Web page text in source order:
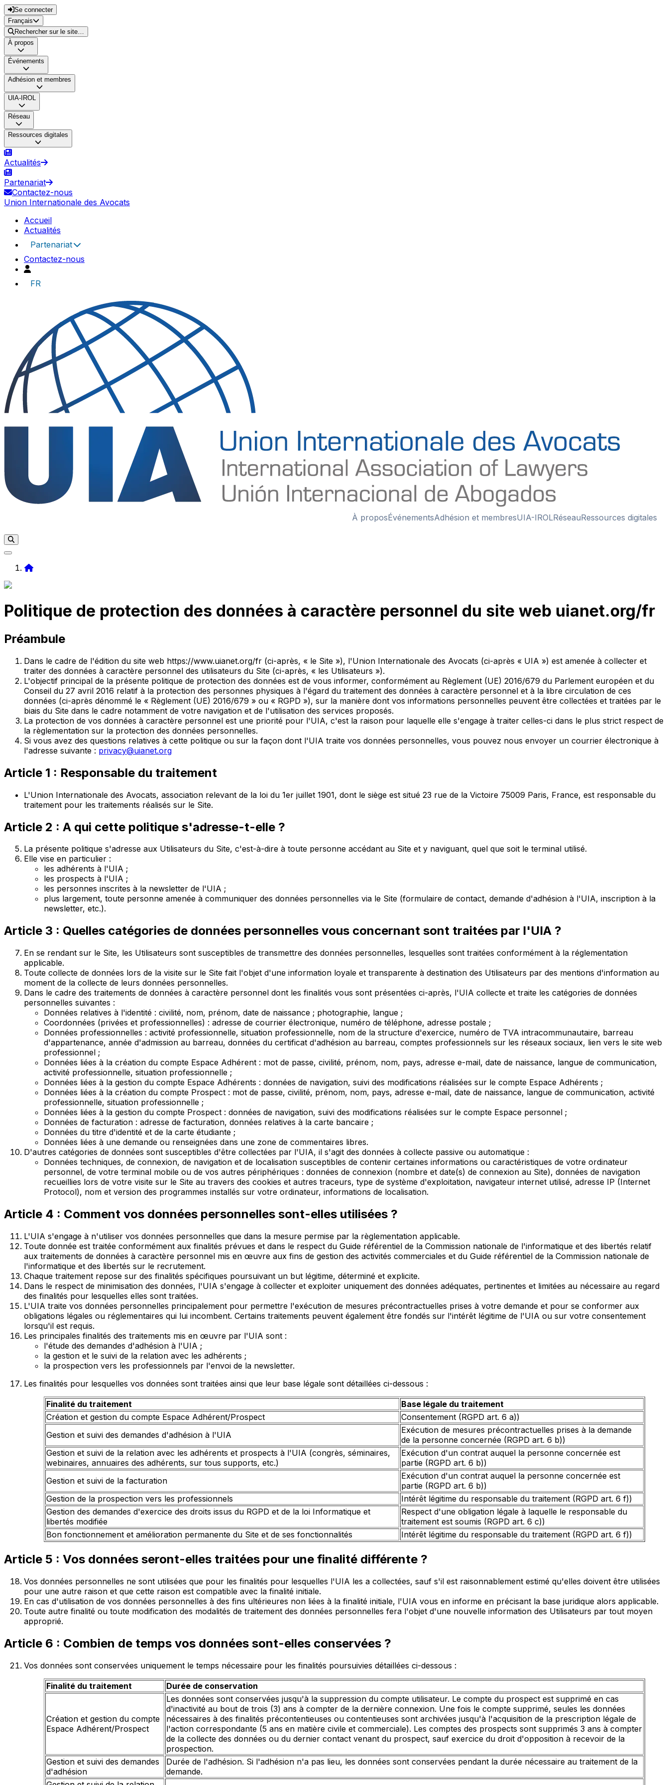
Se connecter
Français
Rechercher sur le site…
À propos
Événements
Adhésion et membres
UIA-IROL
Réseau
Ressources digitales
Actualités
Partenariat
Contactez-nous
Union Internationale des Avocats
Accueil
Actualités
Partenariat
Contactez-nous
FR
À proposÉvénementsAdhésion et membresUIA-IROLRéseauRessources digitales
Politique de protection des données à caractère personnel du site web uianet.org/fr
Préambule
Dans le cadre de l'édition du site web https://www.uianet.org/fr (ci-après, « le Site »), l'Union Internationale des Avocats (ci-après « UIA ») est amenée à collecter et
traiter des données à caractère personnel des utilisateurs du Site (ci-après, « les Utilisateurs »).
L'objectif principal de la présente politique de protection des données est de vous informer, conformément au Règlement (UE) 2016/679 du Parlement européen et du
Conseil du 27 avril 2016 relatif à la protection des personnes physiques à l'égard du traitement des données à caractère personnel et à la libre circulation de ces
données (ci-après dénommé le « Règlement (UE) 2016/679 » ou « RGPD »), sur la manière dont vos informations personnelles peuvent être collectées et traitées par le
biais du Site dans le cadre notamment de votre navigation et de l'utilisation des services proposés.
La protection de vos données à caractère personnel est une priorité pour l'UIA, c'est la raison pour laquelle elle s'engage à traiter celles-ci dans le plus strict respect de
la règlementation sur la protection des données personnelles.
Si vous avez des questions relatives à cette politique ou sur la façon dont l'UIA traite vos données personnelles, vous pouvez nous envoyer un courrier électronique à
l'adresse suivante : privacy@uianet.org
Article 1 : Responsable du traitement
L'Union Internationale des Avocats, association relevant de la loi du 1er juillet 1901, dont le siège est situé 23 rue de la Victoire 75009 Paris, France, est responsable du
traitement pour les traitements réalisés sur le Site.
Article 2 : A qui cette politique s'adresse-t-elle ?
La présente politique s'adresse aux Utilisateurs du Site, c'est-à-dire à toute personne accédant au Site et y naviguant, quel que soit le terminal utilisé.
Elle vise en particulier :
les adhérents à l'UIA ;
les prospects à l'UIA ;
les personnes inscrites à la newsletter de l'UIA ;
plus largement, toute personne amenée à communiquer des données personnelles via le Site (formulaire de contact, demande d'adhésion à l'UIA, inscription à la
newsletter, etc.).
Article 3 : Quelles catégories de données personnelles vous concernant sont traitées par l'UIA ?
En se rendant sur le Site, les Utilisateurs sont susceptibles de transmettre des données personnelles, lesquelles sont traitées conformément à la réglementation
applicable.
Toute collecte de données lors de la visite sur le Site fait l'objet d'une information loyale et transparente à destination des Utilisateurs par des mentions d'information au
moment de la collecte de leurs données personnelles.
Dans le cadre des traitements de données à caractère personnel dont les finalités vous sont présentées ci-après, l'UIA collecte et traite les catégories de données
personnelles suivantes :
Données relatives à l'identité : civilité, nom, prénom, date de naissance ; photographie, langue ;
Coordonnées (privées et professionnelles) : adresse de courrier électronique, numéro de téléphone, adresse postale ;
Données professionnelles : activité professionnelle, situation professionnelle, nom de la structure d'exercice, numéro de TVA intracommunautaire, barreau
d'appartenance, année d'admission au barreau, données du certificat d'adhésion au barreau, comptes professionnels sur les réseaux sociaux, lien vers le site web
professionnel ;
Données liées à la création du compte Espace Adhérent : mot de passe, civilité, prénom, nom, pays, adresse e-mail, date de naissance, langue de communication,
activité professionnelle, situation professionnelle ;
Données liées à la gestion du compte Espace Adhérents : données de navigation, suivi des modifications réalisées sur le compte Espace Adhérents ;
Données liées à la création du compte Prospect : mot de passe, civilité, prénom, nom, pays, adresse e-mail, date de naissance, langue de communication, activité
professionnelle, situation professionnelle ;
Données liées à la gestion du compte Prospect : données de navigation, suivi des modifications réalisées sur le compte Espace personnel ;
Données de facturation : adresse de facturation, données relatives à la carte bancaire ;
Données du titre d'identité et de la carte étudiante ;
Données liées à une demande ou renseignées dans une zone de commentaires libres.
D'autres catégories de données sont susceptibles d'être collectées par l'UIA, il s'agit des données à collecte passive ou automatique :
Données techniques, de connexion, de navigation et de localisation susceptibles de contenir certaines informations ou caractéristiques de votre ordinateur
personnel, de votre terminal mobile ou de vos autres périphériques : données de connexion (nombre et date(s) de connexion au Site), données de navigation
recueillies lors de votre visite sur le Site au travers des cookies et autres traceurs, type de système d'exploitation, navigateur internet utilisé, adresse IP (Internet
Protocol), nom et version des programmes installés sur votre ordinateur, informations de localisation.
Article 4 : Comment vos données personnelles sont-elles utilisées ?
L'UIA s'engage à n'utiliser vos données personnelles que dans la mesure permise par la règlementation applicable.
Toute donnée est traitée conformément aux finalités prévues et dans le respect du Guide référentiel de la Commission nationale de l'informatique et des libertés relatif
aux traitements de données à caractère personnel mis en œuvre aux fins de gestion des activités commerciales et du Guide référentiel de la Commission nationale de
l'informatique et des libertés sur le recrutement.
Chaque traitement repose sur des finalités spécifiques poursuivant un but légitime, déterminé et explicite.
Dans le respect de minimisation des données, l'UIA s'engage à collecter et exploiter uniquement des données adéquates, pertinentes et limitées au nécessaire au regard
des finalités pour lesquelles elles sont traitées.
L'UIA traite vos données personnelles principalement pour permettre l'exécution de mesures précontractuelles prises à votre demande et pour se conformer aux
obligations légales ou réglementaires qui lui incombent. Certains traitements peuvent également être fondés sur l'intérêt légitime de l'UIA ou sur votre consentement
lorsqu'il est requis.
Les principales finalités des traitements mis en œuvre par l'UIA sont :
l'étude des demandes d'adhésion à l'UIA ;
la gestion et le suivi de la relation avec les adhérents ;
la prospection vers les professionnels par l'envoi de la newsletter.
Les finalités pour lesquelles vos données sont traitées ainsi que leur base légale sont détaillées ci-dessous :
Finalité du traitement
Base légale du traitement
Création et gestion du compte Espace Adhérent/Prospect
Consentement (RGPD art. 6 a))
Gestion et suivi des demandes d'adhésion à l'UIA
Exécution de mesures précontractuelles prises à la demande
de la personne concernée (RGPD art. 6 b))
Gestion et suivi de la relation avec les adhérents et prospects à l'UIA (congrès, séminaires,
webinaires, annuaires des adhérents, sur tous supports, etc.)
Exécution d'un contrat auquel la personne concernée est
partie (RGPD art. 6 b))
Gestion et suivi de la facturation
Exécution d'un contrat auquel la personne concernée est
partie (RGPD art. 6 b))
Gestion de la prospection vers les professionnels
Intérêt légitime du responsable du traitement (RGPD art. 6 f))
Gestion des demandes d'exercice des droits issus du RGPD et de la loi Informatique et
libertés modifiée
Respect d'une obligation légale à laquelle le responsable du
traitement est soumis (RGPD art. 6 c))
Bon fonctionnement et amélioration permanente du Site et de ses fonctionnalités
Intérêt légitime du responsable du traitement (RGPD art. 6 f))
Article 5 : Vos données seront-elles traitées pour une finalité différente ?
Vos données personnelles ne sont utilisées que pour les finalités pour lesquelles l'UIA les a collectées, sauf s'il est raisonnablement estimé qu'elles doivent être utilisées
pour une autre raison et que cette raison est compatible avec la finalité initiale.
En cas d'utilisation de vos données personnelles à des fins ultérieures non liées à la finalité initiale, l'UIA vous en informe en précisant la base juridique alors applicable.
Toute autre finalité ou toute modification des modalités de traitement des données personnelles fera l'objet d'une nouvelle information des Utilisateurs par tout moyen
approprié.
Article 6 : Combien de temps vos données sont-elles conservées ?
Vos données sont conservées uniquement le temps nécessaire pour les finalités poursuivies détaillées ci-dessous :
Finalité du traitement Durée de conservation
Création et gestion du compte
Espace Adhérent/Prospect
Les données sont conservées jusqu'à la suppression du compte utilisateur. Le compte du prospect est supprimé en cas
d'inactivité au bout de trois (3) ans à compter de la dernière connexion. Une fois le compte supprimé, seules les données
nécessaires à des finalités précontentieuses ou contentieuses sont archivées jusqu'à l'acquisition de la prescription légale de
l'action correspondante (5 ans en matière civile et commerciale). Les comptes des prospects sont supprimés 3 ans à compter
de la collecte des données ou du dernier contact venant du prospect, sauf exercice du droit d'opposition à recevoir de la
prospection.
Gestion et suivi des demandes
d'adhésion
Durée de l'adhésion. Si l'adhésion n'a pas lieu, les données sont conservées pendant la durée nécessaire au traitement de la
demande.